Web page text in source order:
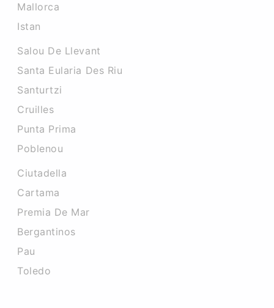
Mallorca
Istan
Salou De Llevant
Santa Eularia Des Riu
Santurtzi
Cruilles
Punta Prima
Poblenou
Ciutadella
Cartama
Premia De Mar
Bergantinos
Pau
Toledo